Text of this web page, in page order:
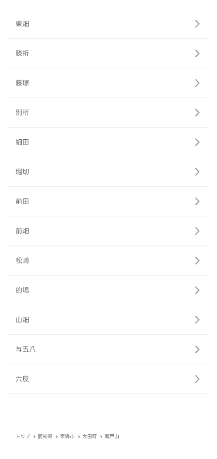
東畑
膝折
藤塚
別所
細田
堀切
前田
前畑
松崎
的場
山畑
与五八
六反
トップ 愛知県 東海市 大田町 瀬戸山